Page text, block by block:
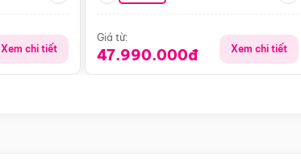
Xem chi tiết
Giá từ:
47.990.000đ Xem chi tiết